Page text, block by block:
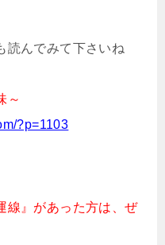
読んでみて下さいね
～
?p=1103
線』があった方は、ぜ